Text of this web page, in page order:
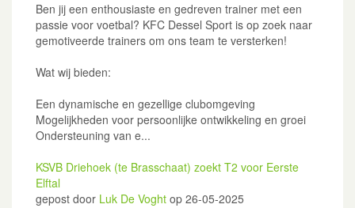
Ben jij een enthousiaste en gedreven trainer met een
passie voor voetbal? KFC Dessel Sport is op zoek naar
gemotiveerde trainers om ons team te versterken!
Wat wij bieden:
Een dynamische en gezellige clubomgeving
Mogelijkheden voor persoonlijke ontwikkeling en groei
Ondersteuning van e...
KSVB Driehoek (te Brasschaat) zoekt T2 voor Eerste
Elftal
gepost door Luk De Voght op 26-05-2025